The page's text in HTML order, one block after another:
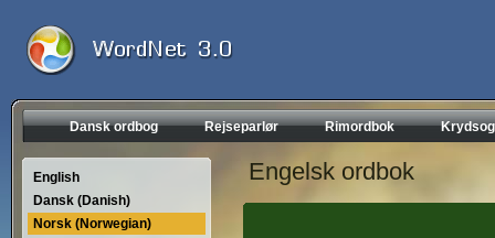
Dansk ordbog Rejseparlør Rimordbok
English
Dansk (Danish)
Norsk (Norwegian)
Engelsk ordbok